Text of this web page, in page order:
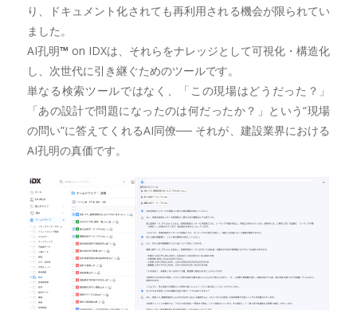
り、ドキュメント化されても再利用される機会が限られてい
ました。
AI孔明™ on IDXは、それらをナレッジとして可視化・構造化
し、次世代に引き継ぐためのツールです。
単なる検索ツールではなく、「この現場はどうだった？」
「あの設計で問題になったのは何だったか？」という“現場
の問い”に答えてくれるAI同僚── それが、建設業界における
AI孔明の真価です。